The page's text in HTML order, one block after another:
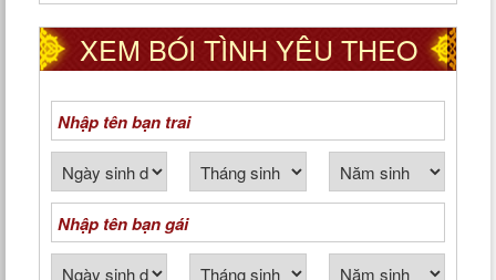
XEM BÓI TÌNH YÊU THEO
NGÀY THÁNG NĂM SINH